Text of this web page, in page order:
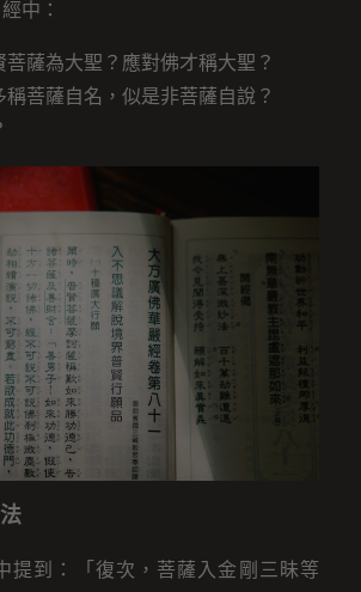
中：
菩薩為大聖？應對佛才稱大聖？
稱菩薩自名，似是非菩薩自說？
提到：「 復次 ， 菩薩入金剛三昧等